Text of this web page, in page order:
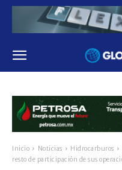
Inicio Noticias Hidrocarburos
resto de participación de sus